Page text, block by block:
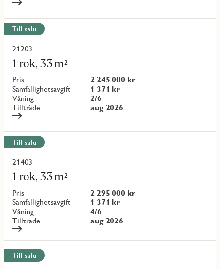
Till salu
21203
1 rok, 33 m²
Pris
2 245 000 kr
Samfällighetsavgift
1 371 kr
Våning
2/6
Tillträde
aug 2026
Läs
mer
om
objekt
{objectNumber}
Till salu
21403
1 rok, 33 m²
Pris
2 295 000 kr
Samfällighetsavgift
1 371 kr
Våning
4/6
Tillträde
aug 2026
Läs
mer
om
objekt
{objectNumber}
Till salu